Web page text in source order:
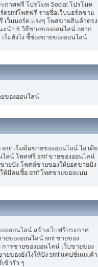
กาศฟรี โปรโมท Social โปรโมท
ดsmfโพสฟรี รายชื่อเว็บบอร์ดขาย
เว็บบอร์ด แรงๆ โพสขายสินค้าตรง
นำ 6 วิธีขายของออนไลน์ อยาก
มยังไง ชี้ช่องขายของออนไลน์
ยของออนไลน์
เริ่มต้นขายของออนไลน์ ไอ เดีย
ไลน์ โพสฟรี smf ขายของออนไลน์
ายปัง โพสต์ขายของให้ยอดขายปัง
ห้มีคนซื้อ smf โพสขายของแบบ
งออนไลน์ สร้างเว็บฟรีประกาศ
ยของออนไลน์ smf ขายของ
การขายของออนไลน์ เว็บขายของ
ของยังไงให้ปัง smf แคปชั่นแม่ค้า
ข้ารัว ๆ